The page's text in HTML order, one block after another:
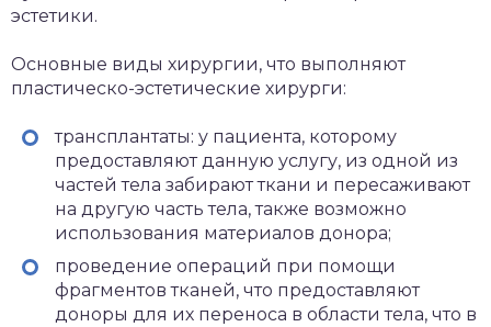
эстетики.
Основные виды хирургии, что выполняют
пластическо-эстетические хирурги:
трансплантаты: у пациента, которому
предоставляют данную услугу, из одной из
частей тела забирают ткани и пересаживают
на другую часть тела, также возможно
использования материалов донора;
проведение операций при помощи
фрагментов тканей, что предоставляют
доноры для их переноса в области тела, что в